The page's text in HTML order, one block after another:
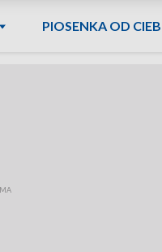
PIOSENKA OD